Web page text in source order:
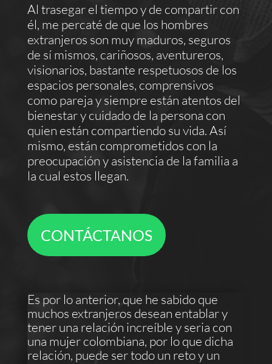
Al trasegar el tiempo y de compartir con
él, me percaté de que los hombres
extranjeros son muy maduros, seguros
de sí mismos, cariñosos, aventureros,
visionarios, bastante respetuosos de los
espacios personales, comprensivos
como pareja y siempre están atentos del
bienestar y cuidado de la persona con
quien están compartiendo su vida. Así
mismo, están comprometidos con la
preocupación y asistencia de la familia a
la cual estos llegan.
CONTÁCTANOS
Es por lo anterior, que he sabido que
muchos extranjeros desean entablar y
tener una relación increíble y seria con
una mujer colombiana, por lo que dicha
relación, puede ser todo un reto y un